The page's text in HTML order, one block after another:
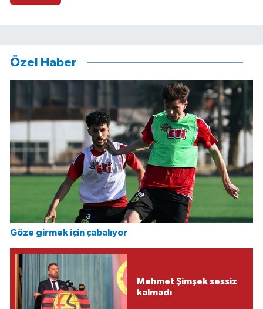
Özel Haber
Göze girmek için çabalıyor
Mehmet Şimşek sessiz
kalmadı